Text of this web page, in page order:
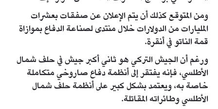
ومن المتوقع كذلك أن يتم الإعلان عن صفقات بعشرات
المليارات من الدولارات خلال منتدى لصناعة الدفاع بموازاة
قمة الناتو في أنقرة.
ورغم أن الجيش التركي هو ثاني أكبر جيش في حلف شمال
الأطلسي، فإنه يفتقر إلى أنظمة دفاع صاروخي متكاملة
خاصة به، ويعتمد بشكل كبير على أنظمة حلف شمال
الأطلسي وطائراته المقاتلة.